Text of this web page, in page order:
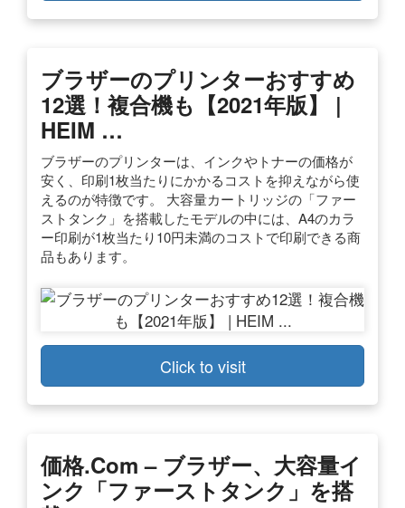
ブラザーのプリンターおすすめ
12選！複合機も【2021年版】 |
HEIM …
ブラザーのプリンターは、インクやトナーの価格が
安く、印刷1枚当たりにかかるコストを抑えながら使
えるのが特徴です。 大容量カートリッジの「ファー
ストタンク」を搭載したモデルの中には、A4のカラ
ー印刷が1枚当たり10円未満のコストで印刷できる商
品もあります。
Click to visit
価格.com – ブラザー、大容量イ
ンク「ファーストタンク」を搭